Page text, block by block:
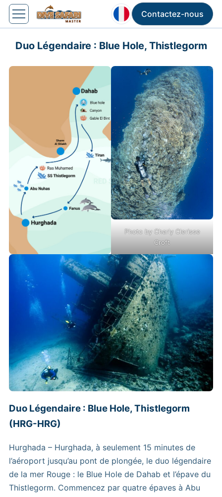
Contactez-nous
Duo Légendaire : Blue Hole, Thistlegorm
Photo by Charly Clerisse
Croft
Duo Légendaire : Blue Hole, Thistlegorm
(HRG-HRG)
Hurghada – Hurghada, à seulement 15 minutes de
l’aéroport jusqu’au pont de plongée, le duo légendaire
de la mer Rouge : le Blue Hole de Dahab et l’épave du
Thistlegorm. Commencez par quatre épaves à Abu